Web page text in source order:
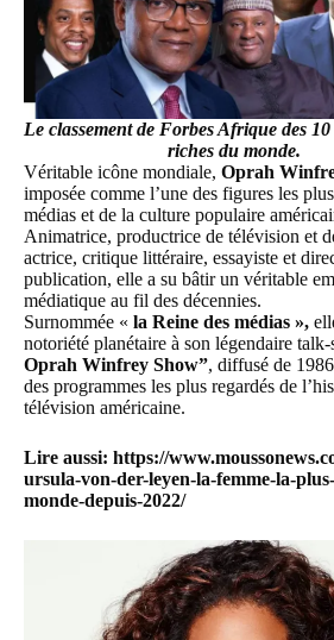
Le classement de Forbes Afrique des
riches du monde.
Véritable icône mondiale, Oprah
imposée comme l’une des figures les
médias et de la culture populaire
Animatrice, productrice de télévision et
actrice, critique littéraire, essayiste et
publication, elle a su bâtir un véritable
médiatique au fil des décennies.
Surnommée « la Reine des médias »,
notoriété planétaire à son légendaire
Oprah Winfrey Show”, diffusé de
des programmes les plus regardés de
télévision américaine.
Lire aussi: https://
ursula-von-der-leyen-la-femme-la-
monde-depuis-2022/